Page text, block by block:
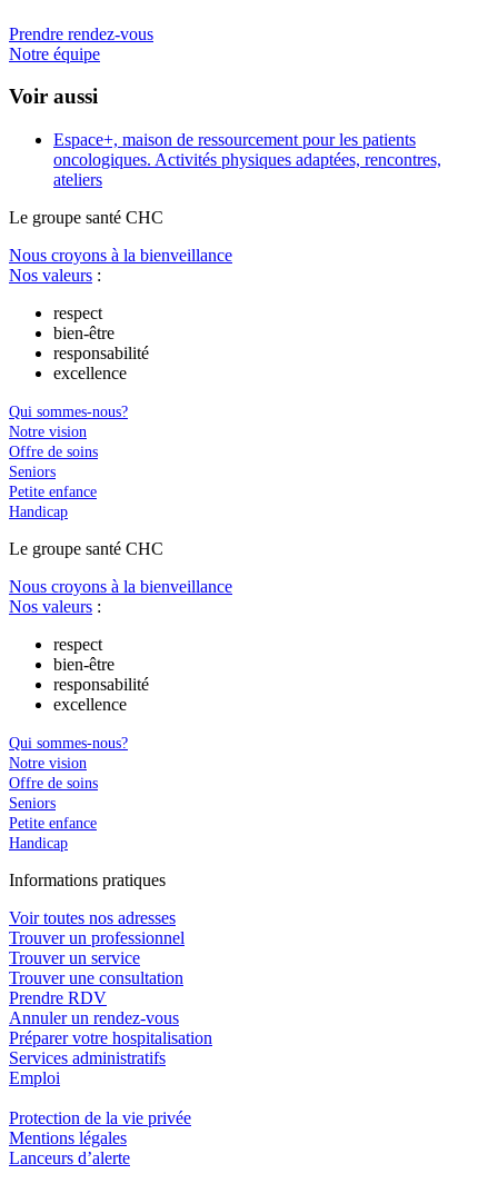
Prendre rendez-vous
Notre équipe
Voir aussi
Espace+, maison de ressourcement pour les patients
oncologiques. Activités physiques adaptées, rencontres,
ateliers
Le groupe santé CHC
Nous croyons à la bienveillance
Nos valeurs :
respect
bien-être
responsabilité
excellence
Qui sommes-nous?
Notre vision
Offre de soins
Seniors
Petite enfance
Handicap
Le groupe santé CHC
Nous croyons à la bienveillance
Nos valeurs :
respect
bien-être
responsabilité
excellence
Qui sommes-nous?
Notre vision
Offre de soins
Seniors
Petite enfance
Handicap
Informations pratiques
Voir toutes nos adresses
Trouver un professionnel
Trouver un service
Trouver une consultation
Prendre RDV
Annuler un rendez-vous
Préparer votre hospitalisation
Services administratifs
Emploi​
Protection de la vie privée
Mentions légales
Lanceurs d’alerte